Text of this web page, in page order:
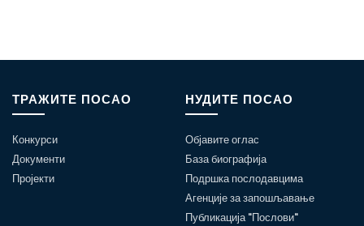
ТРАЖИТЕ ПОСАО
Конкурси
Документи
Пројекти
НУДИТЕ ПОСАО
Објавите оглас
База биографија
Подршка послодавцима
Агенције за запошљавање
Публикација "Послови"